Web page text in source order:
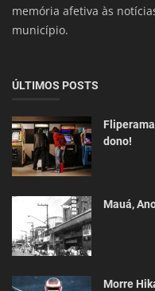
memória afetiva às
município.
ÚLTIMOS POSTS
dono!
Mauá,
Morre